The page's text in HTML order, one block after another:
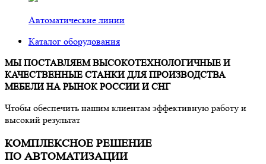
Автоматические линии
Каталог оборудования
МЫ ПОСТАВЛЯЕМ ВЫСОКОТЕХНОЛОГИЧНЫЕ И
КАЧЕСТВЕННЫЕ СТАНКИ ДЛЯ ПРОИЗВОДСТВА
МЕБЕЛИ НА РЫНОК РОССИИ И СНГ
Чтобы обеспечить нашим клиентам эффективную работу и
высокий результат
КОМПЛЕКСНОЕ РЕШЕНИЕ
ПО АВТОМАТИЗАЦИИ